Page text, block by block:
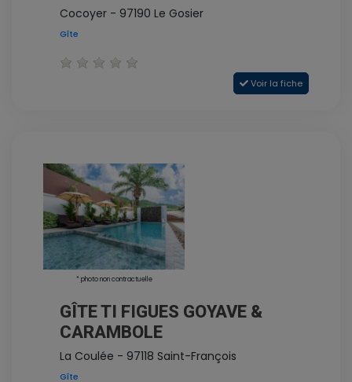
Cocoyer - 97190 Le Gosier
Gîte
Voir la fiche
* photo non contractuelle
GÎTE TI FIGUES GOYAVE &
CARAMBOLE
La Coulée - 97118 Saint-François
Gîte